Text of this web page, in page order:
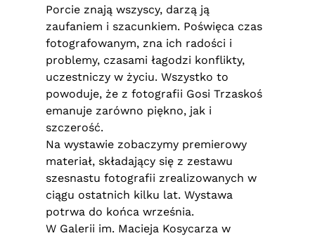
Porcie znają wszyscy, darzą ją
zaufaniem i szacunkiem. Poświęca czas
fotografowanym, zna ich radości i
problemy, czasami łagodzi konflikty,
uczestniczy w życiu. Wszystko to
powoduje, że z fotografii Gosi Trzaskoś
emanuje zarówno piękno, jak i
szczerość.
Na wystawie zobaczymy premierowy
materiał, składający się z zestawu
szesnastu fotografii zrealizowanych w
ciągu ostatnich kilku lat. Wystawa
potrwa do końca września.
W Galerii im. Macieja Kosycarza w